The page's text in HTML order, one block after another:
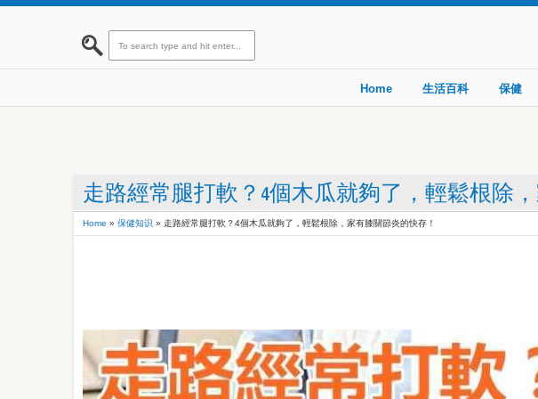
Home 生活百科 保健
走路經常腿打軟？4個木瓜就夠了，輕鬆根除
Home » 保健知识 » 走路經常腿打軟？4個木瓜就夠了，輕鬆根除，家有膝關節炎的快存！